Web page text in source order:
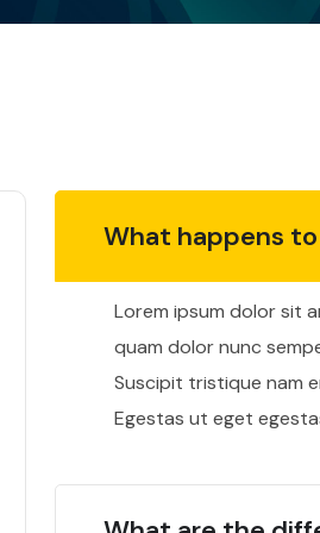
What happens
Lorem ipsum dolor sit
quam dolor nunc
Suscipit tristique nam
Egestas ut eget